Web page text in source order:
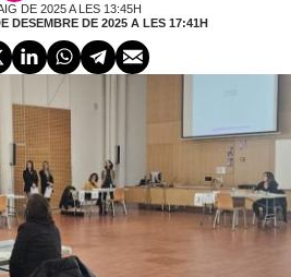
DE 2025 A LES 13:45H
DESEMBRE DE 2025 A LES 17:41H